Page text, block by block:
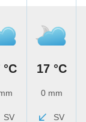
°C
SV
17 °C
0 mm
SV